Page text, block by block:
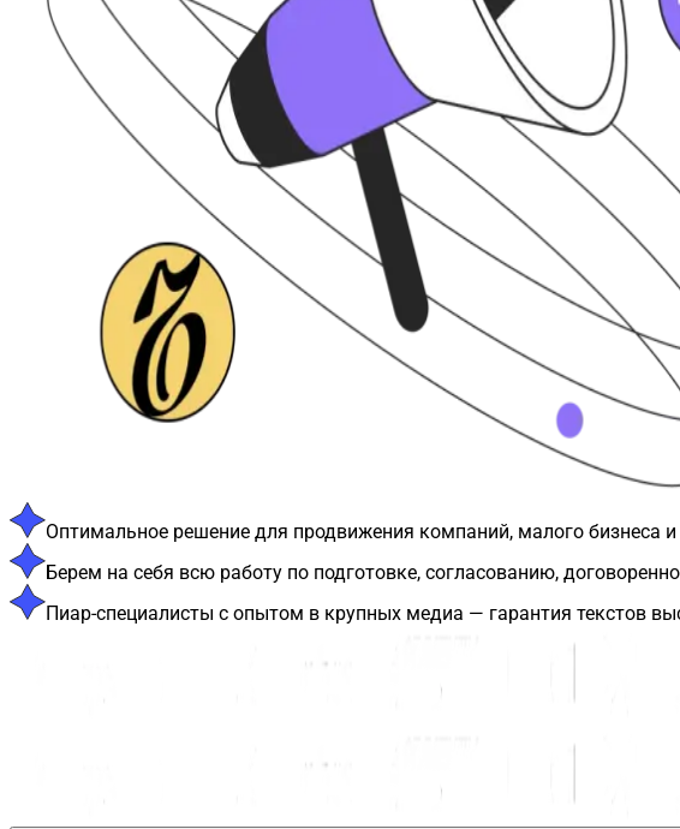
Оптимальное решение для продвижения компаний, малого бизнеса
Берем на себя всю работу по подготовке, согласованию,
Пиар-специалисты с опытом в крупных медиа — гарантия текстов